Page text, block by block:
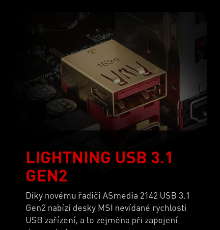
LIGHTNING USB 3.1
GEN2
Díky novému řadiči ASmedia 2142 USB 3.1
Gen2 nabízí desky MSI nevídané rychlosti
USB zařízení, a to zejména při zapojení